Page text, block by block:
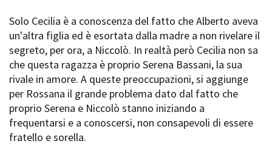
NEWS
CASTING
Amministrazione trasparente
Bandi e gare
Contatti
Solo Cecilia è a conoscenza del fatto che Alberto aveva
un'altra figlia ed è esortata dalla madre a non rivelare il
segreto, per ora, a Niccolò. In realtà però Cecilia non sa
che questa ragazza è proprio Serena Bassani, la sua
rivale in amore. A queste preoccupazioni, si aggiunge
per Rossana il grande problema dato dal fatto che
proprio Serena e Niccolò stanno iniziando a
frequentarsi e a conoscersi, non consapevoli di essere
fratello e sorella.